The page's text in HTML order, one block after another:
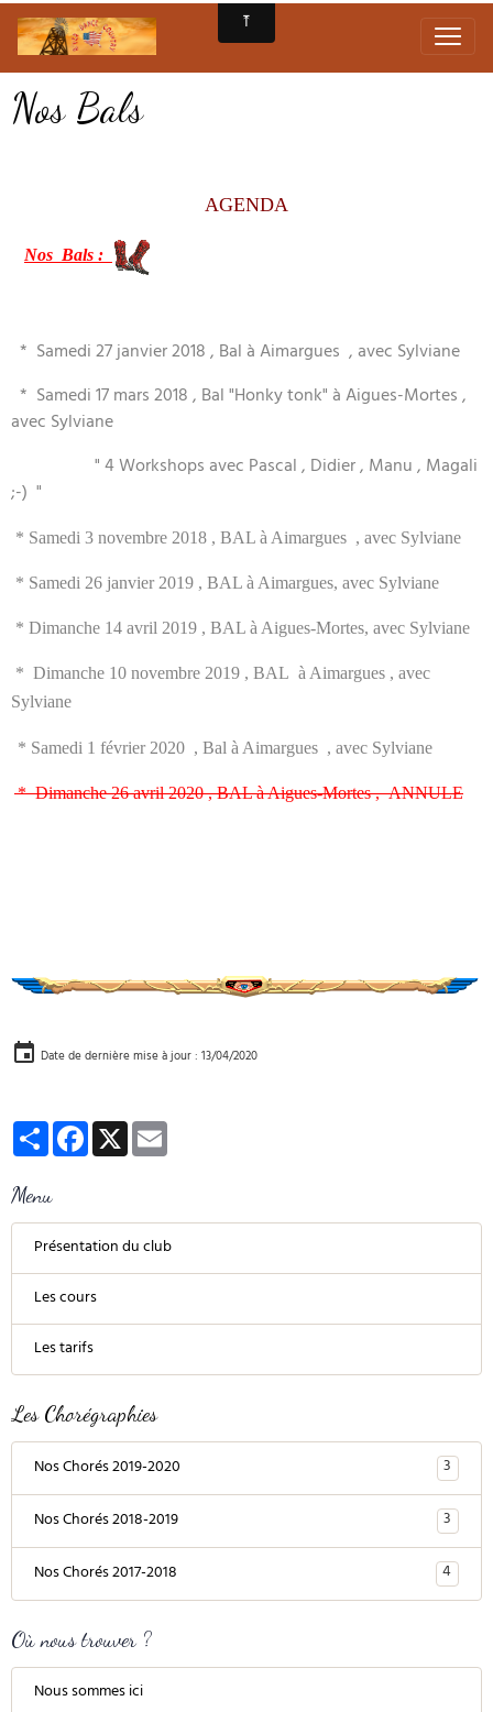
Nos Bals
AGENDA
Nos Bals :
* Samedi 27 janvier 2018 , Bal à Aimargues , avec Sylviane
* Samedi 17 mars 2018 , Bal "Honky tonk" à Aigues-Mortes ,
avec Sylviane
" 4 Workshops avec Pascal , Didier , Manu , Magali
;-) "
* Samedi 3 novembre 2018 , BAL à Aimargues , avec Sylviane
* Samedi 26 janvier 2019 , BAL à Aimargues, avec Sylviane
* Dimanche 14 avril 2019 , BAL à Aigues-Mortes, avec Sylviane
* Dimanche 10 novembre 2019 , BAL à Aimargues , avec
Sylviane
* Samedi 1 février 2020 , Bal à Aimargues , avec Sylviane
* Dimanche 26 avril 2020 , BAL à Aigues-Mortes , ANNULE
Date de dernière mise à jour : 13/04/2020
PartagerFacebook
X
Menu
Présentation du club
Les cours
Les tarifs
Les Chorégraphies
Nos Chorés 2019-2020
3
Nos Chorés 2018-2019
3
Nos Chorés 2017-2018
4
Où nous trouver ?
Nous sommes ici